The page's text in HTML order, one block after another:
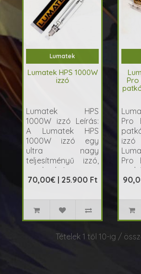
Lumatek
Lumatek HPS 1000W
izzó
Lumatek HPS
1000W izzó Leírás:
A Lumatek HPS
1000W izzó egy
ultra nagy
teljesítményű izzó,
amely ideá..
70,00€ | 25.900 Ft
Pro
Pro
Pro
Tételek 1 től 10-ig /